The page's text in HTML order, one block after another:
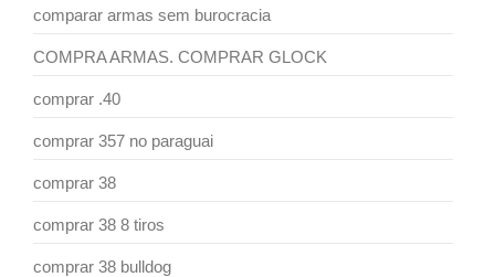
comparar armas sem burocracia
COMPRA ARMAS. COMPRAR GLOCK
comprar .40
comprar 357 no paraguai
comprar 38
comprar 38 8 tiros
comprar 38 bulldog